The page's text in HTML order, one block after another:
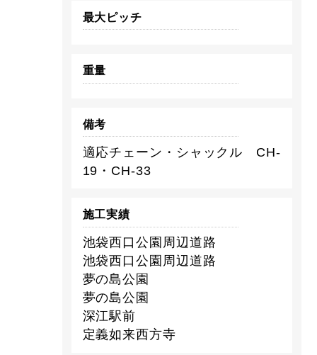
最大ピッチ
重量
備考
適応チェーン・シャックル CH-
19・CH-33
施工実績
池袋西口公園周辺道路
池袋西口公園周辺道路
夢の島公園
夢の島公園
深江駅前
定義如来西方寺